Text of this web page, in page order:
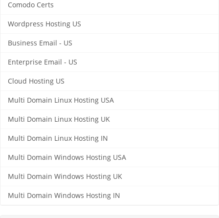
Comodo Certs
Wordpress Hosting US
Business Email - US
Enterprise Email - US
Cloud Hosting US
Multi Domain Linux Hosting USA
Multi Domain Linux Hosting UK
Multi Domain Linux Hosting IN
Multi Domain Windows Hosting USA
Multi Domain Windows Hosting UK
Multi Domain Windows Hosting IN